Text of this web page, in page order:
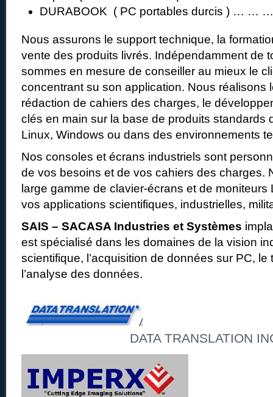
DURABOOK ( PC portables durcis ) … … …
Nous assurons le support technique, la
vente des produits livrés. Indépendamment de
sommes en mesure de conseiller au mieux le
concentrant su son application. Nous réalisons
rédaction de cahiers des charges, le
clés en main sur la base de produits standards
Linux, Windows ou dans des environnements
Nos consoles et écrans industriels sont
de vos besoins et de vos cahiers des charges.
large gamme de clavier-écrans et de
vos applications scientifiques, industrielles,
SAIS – SACASA Industries et Systèmes
est spécialisé dans les domaines de la vision
scientifique, l’acquisition de données sur PC,
l’analyse des données.
DATA TRANSLATION